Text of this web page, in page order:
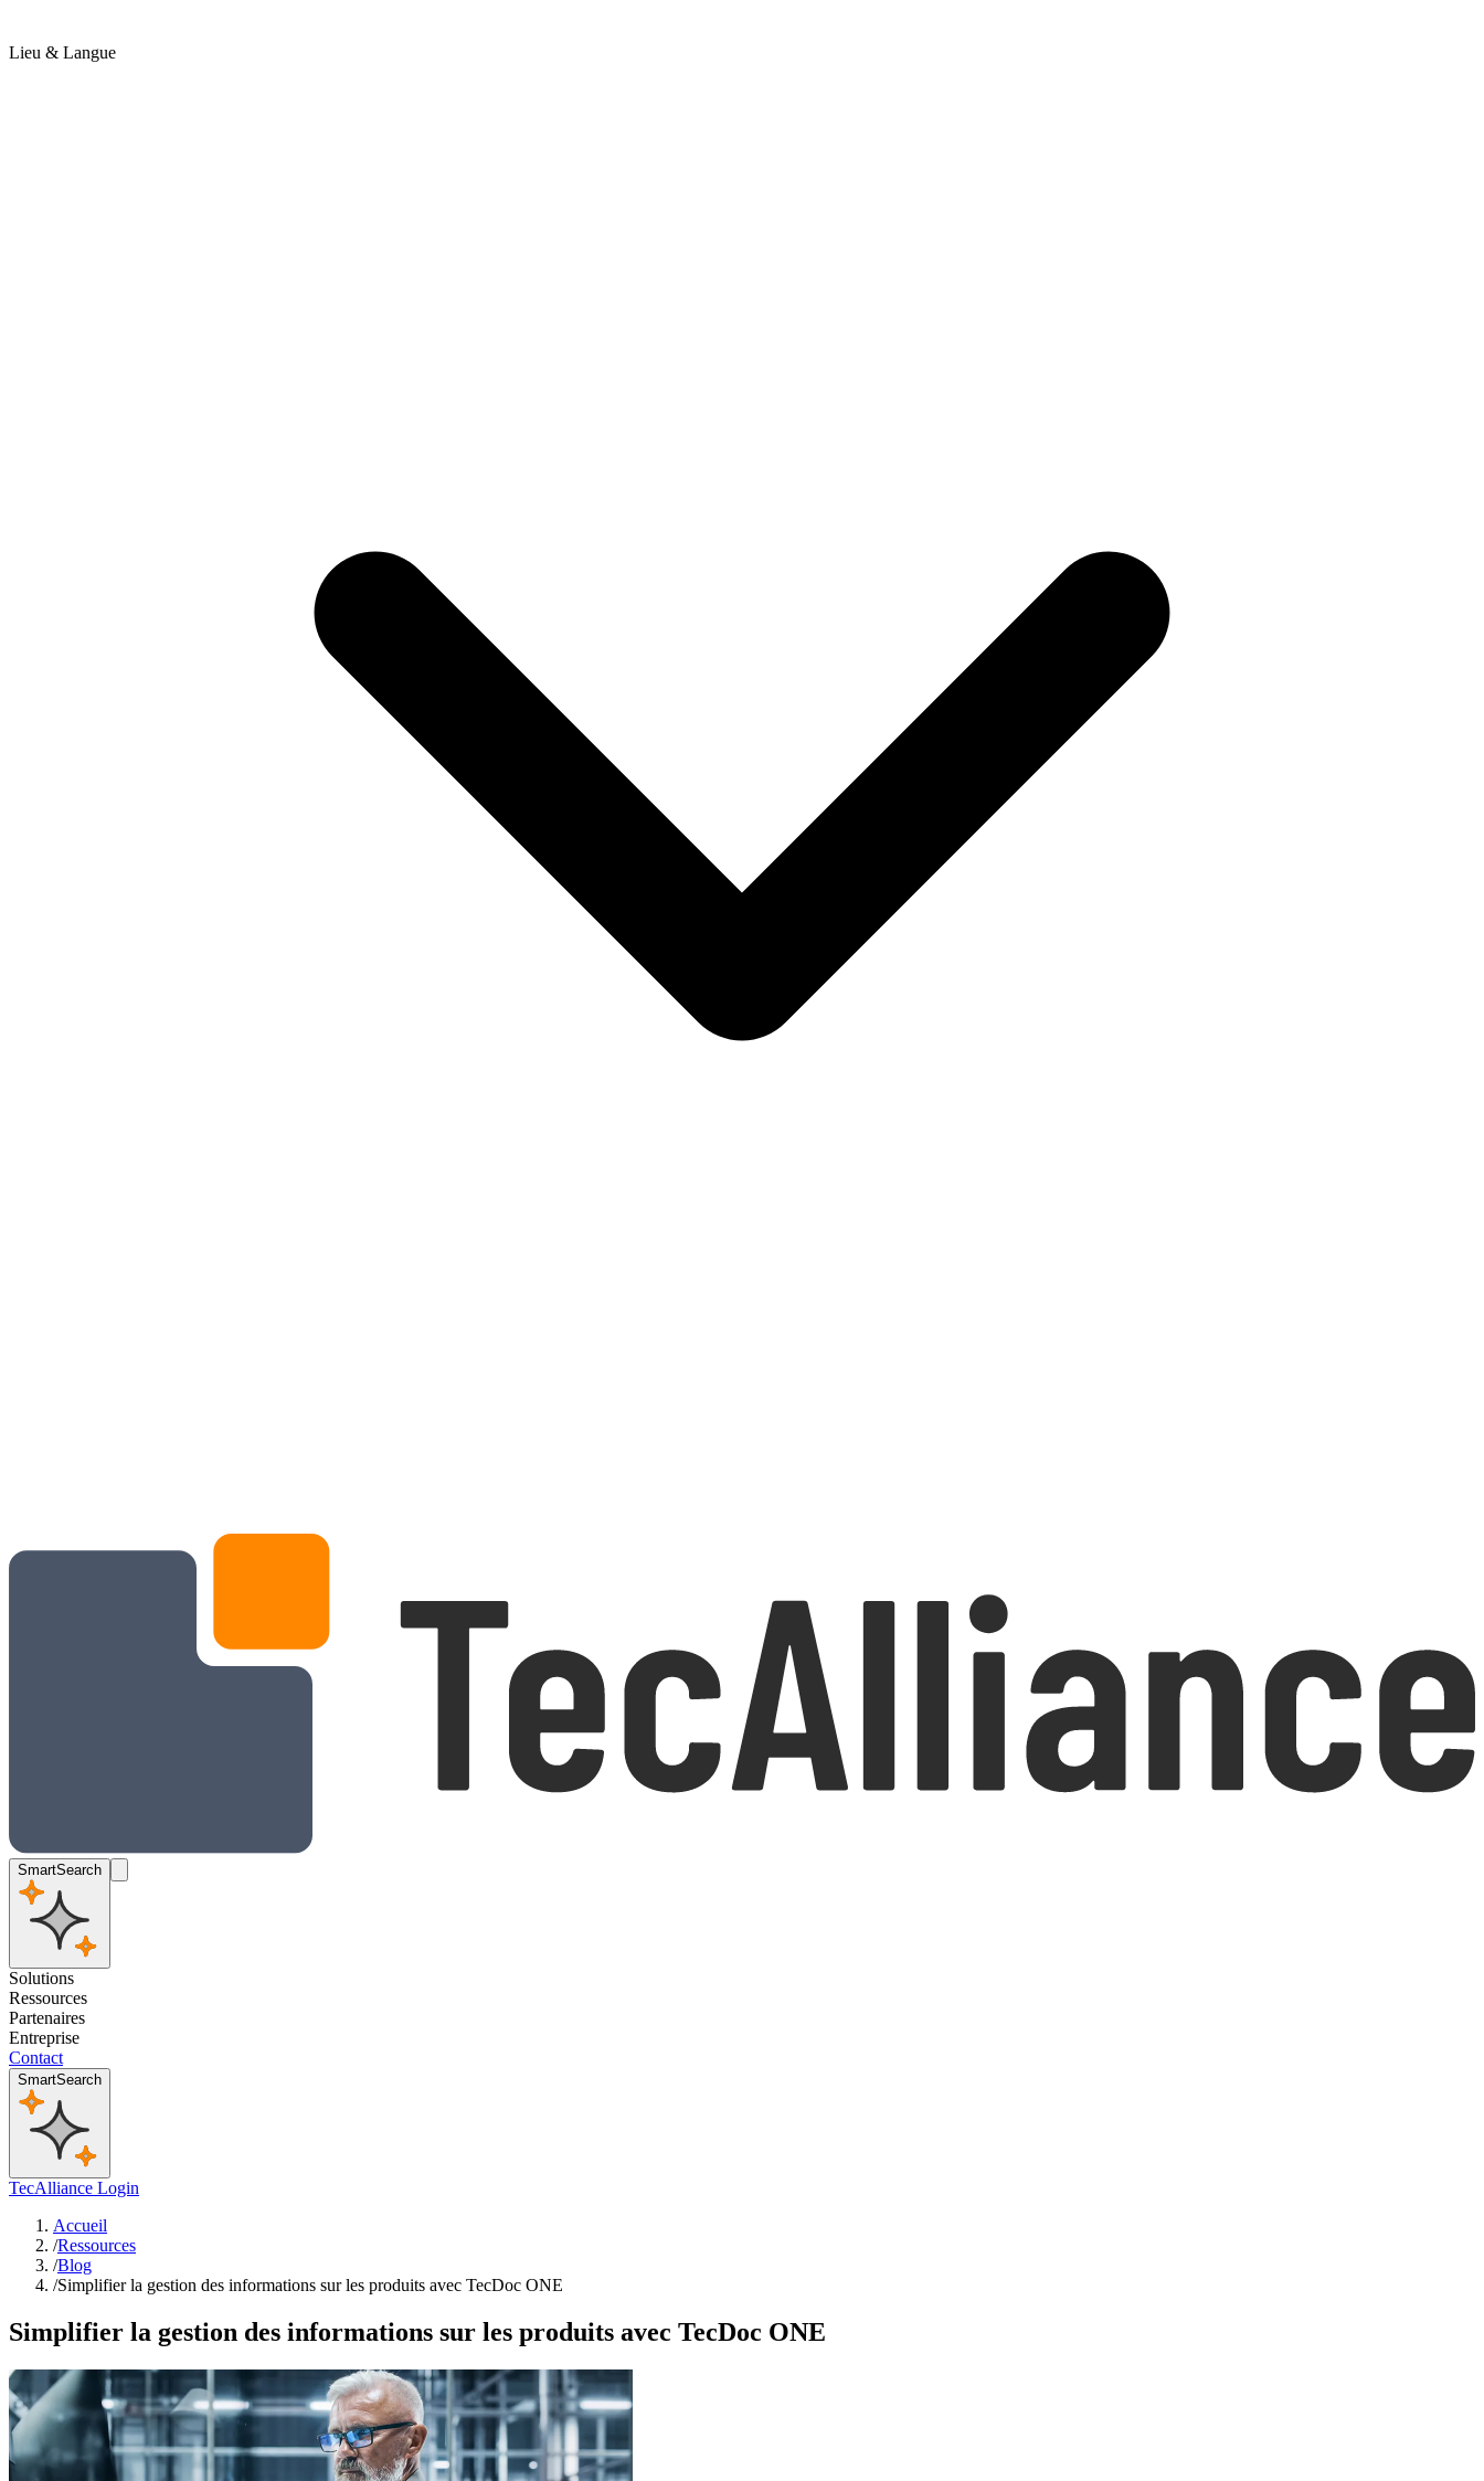
Lieu & Langue
SmartSearch
Solutions
Ressources
Partenaires
Entreprise
Contact
SmartSearch
TecAlliance Login
Accueil
/Ressources
/Blog
/Simplifier la gestion des informations sur les produits avec TecDoc ONE
Simplifier la gestion des informations sur les produits avec TecDoc ONE